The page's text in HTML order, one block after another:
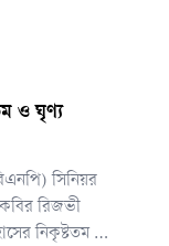
ও ঘৃণ্য
সিনিয়র
রিজভী
নিকৃষ্টতম ও